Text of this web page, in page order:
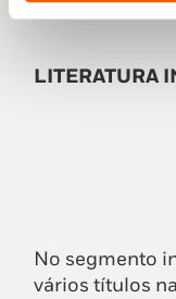
LITERATURA
No segmento
vários títulos